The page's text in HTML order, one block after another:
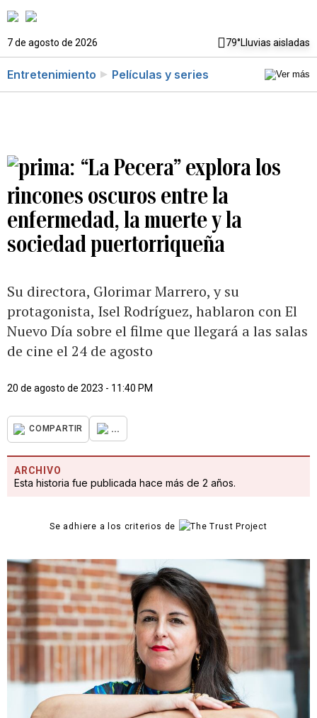
7 de agosto de 2026 79°Lluvias aisladas
Entretenimiento Películas y series
“La Pecera” explora los
rincones oscuros entre la
enfermedad, la muerte y la
sociedad puertorriqueña
Su directora, Glorimar Marrero, y su
protagonista, Isel Rodríguez, hablaron con El
Nuevo Día sobre el filme que llegará a las salas
de cine el 24 de agosto
20 de agosto de 2023 - 11:40 PM
COMPARTIR ...
ARCHIVO
Esta historia fue publicada hace más de 2 años.
Se adhiere a los criterios de